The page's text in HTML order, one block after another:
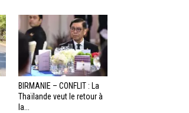
BIRMANIE – CONFLIT : La
Thaïlande veut le retour à
la...